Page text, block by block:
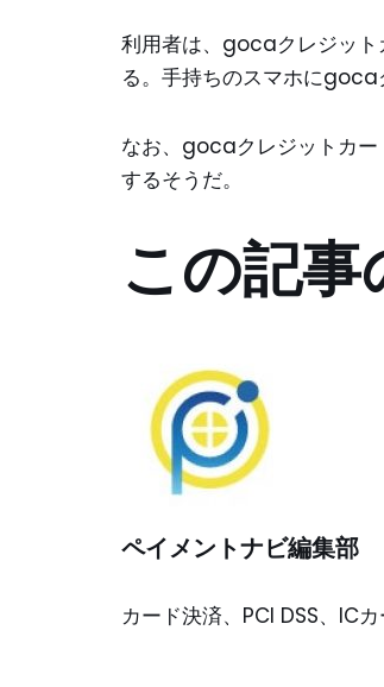
利用者は、gocaクレジット
る。手持ちのスマホにgoca
なお、gocaクレジットカ
するそうだ。
この記事
ペイメントナビ編集部
カード決済、PCI DSS、IC